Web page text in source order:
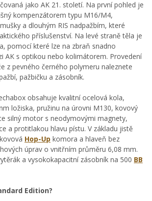
jako AK 21. století. Na první pohled je
kompenzátorem typu M16/M4,
a dlouhým RIS nadpažbím, které
příslušenství. Na levé straně těla je
pomocí které lze na zbraň snadno
AK s optikou nebo kolimátorem. Provedení
z pevného černého polymeru naleznete
pažbičku a zásobník.
obsahuje kvalitní ocelová kola,
ložiska, pružinu na úrovni M130, kovový
silný motor s neodymovými magnety,
a protitlakou hlavu pístu. V základu jistě
Hop-Up komora a hlaveň bez
úprav o vnitřním průměru 6,08 mm.
a vysokokapacitní zásobník na 500 BB
Edition?